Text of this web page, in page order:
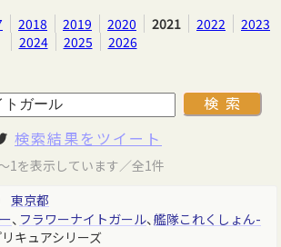
2018 2019 2020 2021 2022
2023
2024
2025 2026
検索結果をツイート
1を表示しています／全1件
東京都
、 フラワーナイトガール、艦隊これくしょん-
リキュアシリーズ